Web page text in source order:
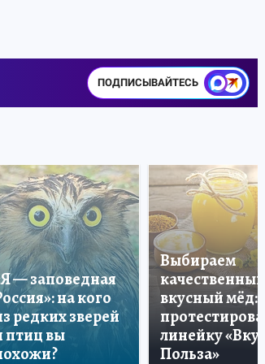
ПОДПИСЫВАЙТЕСЬ
— заповедная
на кого
редких зверей
птиц вы
Выбираем
качественный
вкусный мёд:
линейку «Вкус
Польза»